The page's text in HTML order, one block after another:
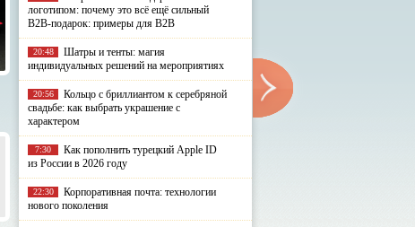
логотипом: почему это всё ещё сильный
B2B-подарок: примеры для B2B
20:48
Шатры и тенты: магия
индивидуальных решений на мероприятиях
20:56
Кольцо с бриллиантом к серебряной
свадьбе: как выбрать украшение с
характером
7:30
Как пополнить турецкий Apple ID
из России в 2026 году
22:30
Корпоративная почта: технологии
нового поколения